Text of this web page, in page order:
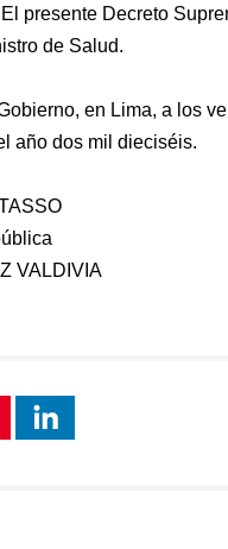
presente Decreto
de Salud.
en Lima, a los
año dos mil dieciséis.
VALDIVIA